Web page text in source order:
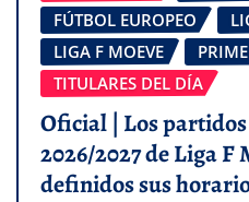
FÚTBOL EUROPEO
LIGA F MOEVE
TITULARES DEL DÍA
Oficial | Los
2026/2027 de Liga F
definidos sus